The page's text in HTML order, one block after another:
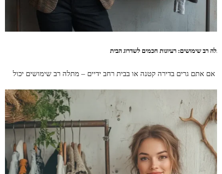
רב שימושים: רעיונות חכמים לשדרוג הבית
אם אתם גרים בדירה קטנה או בבית רחב ידיים – מתלה רב שימושים יכול